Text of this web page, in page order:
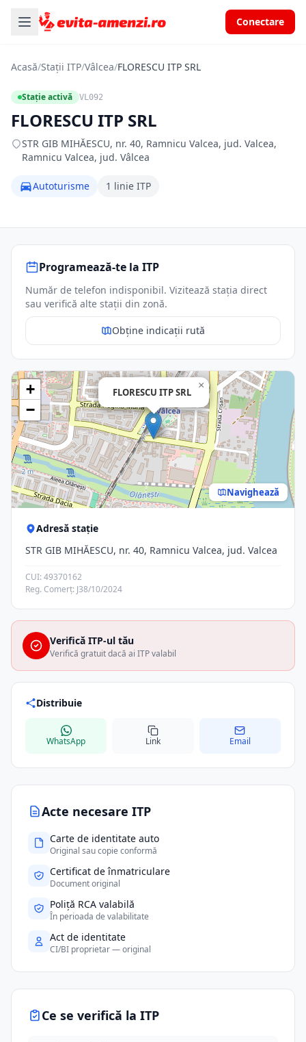
Conectare
Acasă/Stații ITP/Vâlcea/FLORESCU ITP SRL
Stație activă VL092
FLORESCU ITP SRL
STR GIB MIHĂESCU, nr. 40, Ramnicu Valcea, jud. Valcea,
Ramnicu Valcea, jud. Vâlcea
Autoturisme 1 linie ITP
Acte necesare ITP
Carte de identitate auto
Original sau copie conformă
Certificat de înmatriculare
Document original
Poliță RCA valabilă
În perioada de valabilitate
Act de identitate
CI/BI proprietar — original
Ce se verifică la ITP
Programează-te la ITP
Număr de telefon indisponibil. Vizitează stația direct
sau verifică alte stații din zonă.
Obține indicații rută
FLORESCU ITP SRL
×
+
−
Navighează
Adresă stație
STR GIB MIHĂESCU, nr. 40, Ramnicu Valcea, jud. Valcea
CUI: 49370162
Reg. Comerț: J38/10/2024
Verifică ITP-ul tău
Verifică gratuit dacă ai ITP valabil
Distribuie
WhatsApp Link Email